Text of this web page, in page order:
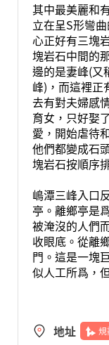
其中最美麗和
立在呈S形彎
心正好有三塊
塊岩石中間的
邊的是妻峰(又
峰)，而這裡正
去有對夫婦感
育女，只好娶
愛，開始虐待
他們都變成石
塊岩石按順序
嶋潭三峰入口
亭。離鄉亭是
被淹沒的人們
收眼底。從離
門。這是一塊
似人工所爲，
地址 規